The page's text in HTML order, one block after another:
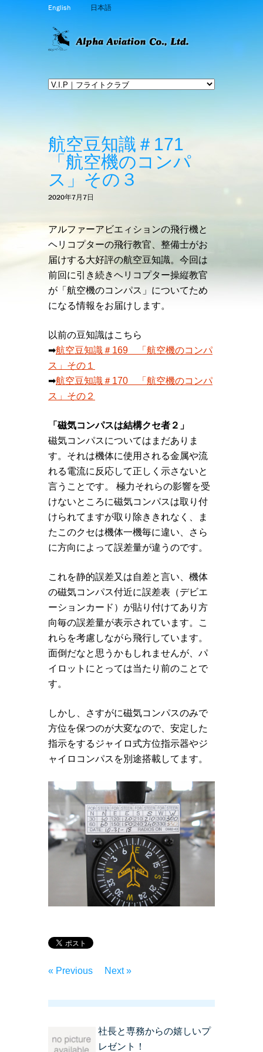
English 日本語
航空豆知識＃171
「航空機のコンパ
ス」その３
2020年7月7日
アルファーアビエィションの飛行機と
ヘリコプターの飛行教官、整備士がお
届けする大好評の航空豆知識。今回は
前回に引き続きヘリコプター操縦教官
が「航空機のコンパス」についてため
になる情報をお届けします。
以前の豆知識はこちら
➡︎航空豆知識＃169 「航空機のコンパ
ス」その１
➡︎航空豆知識＃170 「航空機のコンパ
ス」その２
「磁気コンパスは結構クセ者２」
磁気コンパスについてはまだありま
す。それは機体に使用される金属や流
れる電流に反応して正しく示さないと
言うことです。 極力それらの影響を受
けないところに磁気コンパスは取り付
けられてますが取り除ききれなく、ま
たこのクセは機体一機毎に違い、さら
に方向によって誤差量が違うのです。
これを静的誤差又は自差と言い、機体
の磁気コンパス付近に誤差表（デビエ
ーションカード）が貼り付けてあり方
向毎の誤差量が表示されています。こ
れらを考慮しながら飛行しています。
面倒だなと思うかもしれませんが、パ
イロットにとっては当たり前のことで
す。
しかし、さすがに磁気コンパスのみで
方位を保つのが大変なので、安定した
指示をするジャイロ式方位指示器やジ
ャイロコンパスを別途搭載してます。
« Previous Next »
社長と専務からの嬉しいプ
レゼント！